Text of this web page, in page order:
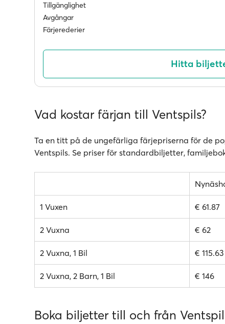
Tillgänglighet
Avgångar
Färjerederier
Hitta
Vad kostar färjan till Ventspils?
Ta en titt på de ungefärliga färjepriserna för de
Ventspils. Se priser för standardbiljetter,
1 Vuxen € 61.87
2 Vuxna € 62
2 Vuxna, 1 Bil € 115.63
2 Vuxna, 2 Barn, 1 Bil € 146
Boka biljetter till och från